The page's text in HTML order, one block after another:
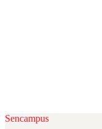
Sencampus